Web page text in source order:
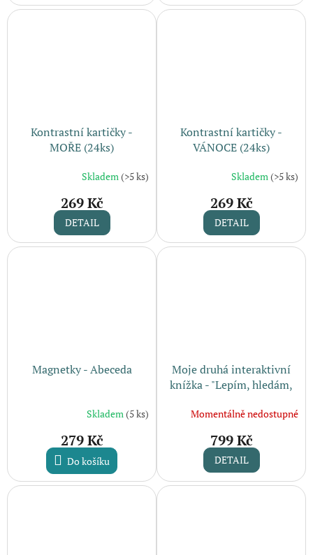
Kontrastní kartičky -
MOŘE (24ks)
Skladem (>5 ks)
269 Kč
DETAIL
Kontrastní kartičky -
VÁNOCE (24ks)
Skladem (>5 ks)
269 Kč
DETAIL
Magnetky - Abeceda
Skladem(5 ks)
279 Kč
Do košíku
Moje druhá interaktivní
knížka - "Lepím, hledám,
Momentálně nedostupné
799 Kč
DETAIL